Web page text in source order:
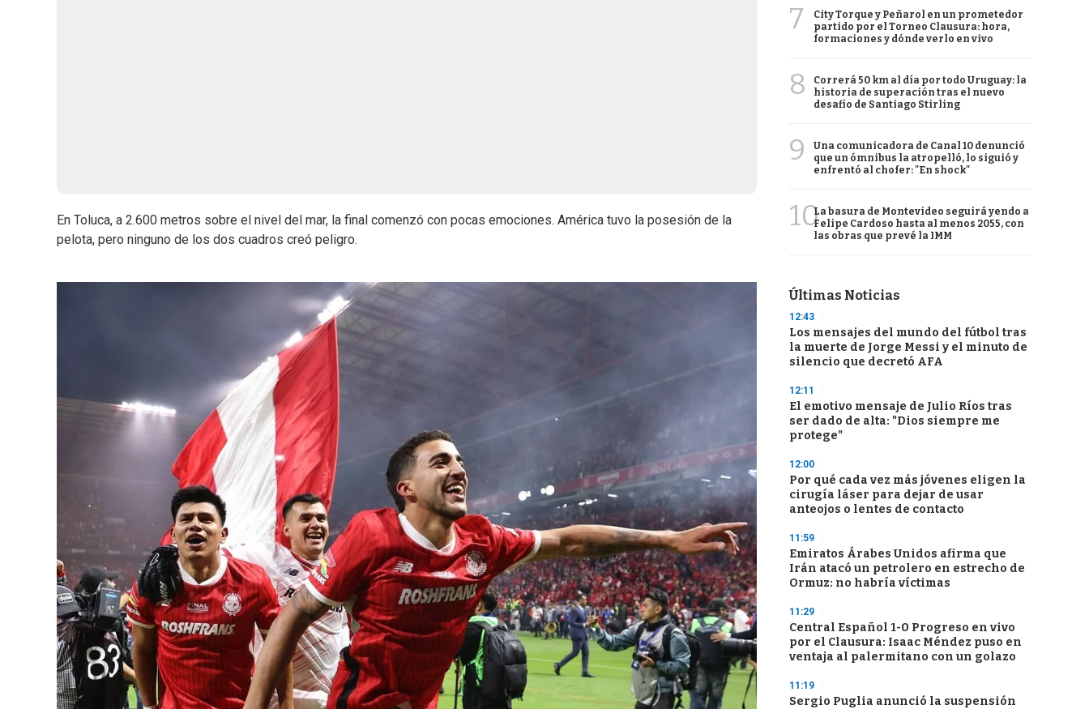
En Toluca, a 2.600 metros sobre el nivel del mar, la final comenzó con pocas emociones. América tuvo la posesión de la
pelota, pero ninguno de los dos cuadros creó peligro.
7
City Torque y Peñarol en un prometedor
partido por el Torneo Clausura: hora,
formaciones y dónde verlo en vivo
8
Correrá 50 km al día por todo Uruguay: la
historia de superación tras el nuevo
desafío de Santiago Stirling
9
Una comunicadora de Canal 10 denunció
que un ómnibus la atropelló, lo siguió y
enfrentó al chofer: "En shock"
10La basura de Montevideo seguirá yendo a
Felipe Cardoso hasta al menos 2055, con
las obras que prevé la IMM
Últimas Noticias
12:43
Los mensajes del mundo del fútbol tras
la muerte de Jorge Messi y el minuto de
silencio que decretó AFA
12:11
El emotivo mensaje de Julio Ríos tras
ser dado de alta: "Dios siempre me
protege"
12:00
Por qué cada vez más jóvenes eligen la
cirugía láser para dejar de usar
anteojos o lentes de contacto
11:59
Emiratos Árabes Unidos afirma que
Irán atacó un petrolero en estrecho de
Ormuz: no habría víctimas
11:29
Central Español 1-0 Progreso en vivo
por el Clausura: Isaac Méndez puso en
ventaja al palermitano con un golazo
11:19
Sergio Puglia anunció la suspensión